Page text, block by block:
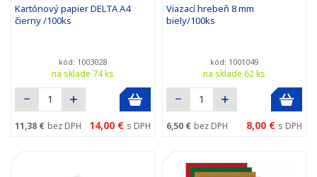
Kartónový papier DELTA A4
čierny /100ks
kód: 1003028
na sklade 74 ks
11,38 € bez DPH 14,00 € s DPH
Viazací hrebeň 8 mm
biely/100ks
kód: 1001049
na sklade 62 ks
6,50 € bez DPH 8,00 € s DPH